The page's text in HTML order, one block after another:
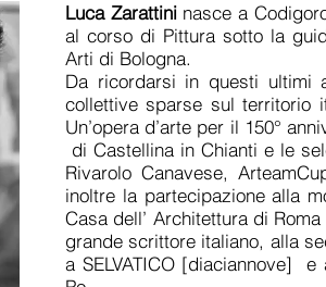
Luca Zarattininasce a
al corso di Pittura sotto la
Arti di Bologna.
Da ricordarsi in questi ultimi
collettive sparse sul territorio
Un’opera d’arte per il 150°
di Castellina in Chianti e le
Rivarolo Canavese,
inoltre la partecipazione alla
Casa dell’ Architettura di
grande scrittore italiano, alla
a SELVATICO [diaciannove]